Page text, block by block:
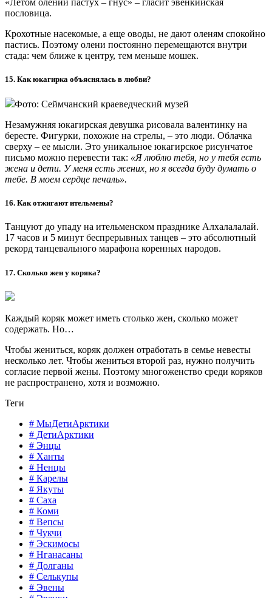
Интервью с переводчиком Геннадием Кельчиным
этого у энцев – коренного народа Таймыра – не было
около 60 человек!
2. Сколько домов у хантыйской семьи?
У охотников и рыболовов бывает по четыре разных сезонных
поселения. А оленевод, куда ни приедет, везет с собой только
чум. Всего за свою историю ханты придумали более 30 типов
жилищ.
3. Зачем в ненецком чуме отверстие?
Чум устремлен в небо и заканчивается отверстием. Это
держат связь с творцом – с богом Нумом.
4. Что такое кантеле?
Кантеле – карельский щипковый музыкальный инструмент.
Он напоминает русские гусли. В нежных звуках кантеле – и
душа Севера.
5. В каком городе бывает -67,8 °С?
В Верхоянске в 1892 году зафиксировали температуру -67,8
°С. Это самый северный город в Республике Саха (Якутия) и
самый холодный населенный пункт на планете. Поэтому эту
точку называют полюсом холода. Брр…
6. Кто изобрел лыжи?
По одной из версий, лыжи придумали предки народа коми. В
Республике Коми ученые нашли лыжи, возраст которых 8
тысяч лет. Коми могли преодолевать огромные расстояния на
лыжах во время охоты.
7. Отгадай: сорока, но не птица?
Фото: goskatalog.ru, Российский этнографический музей